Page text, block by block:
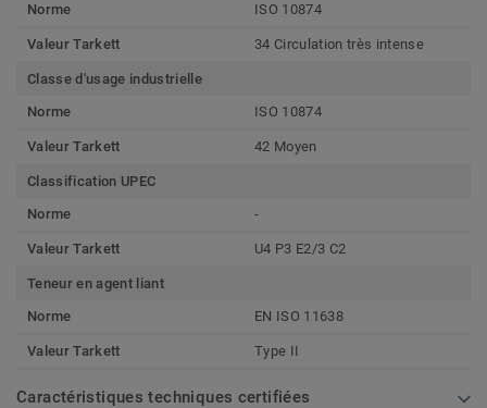
Norme
ISO 10874
Valeur Tarkett 34 Circulation très intense
Classe d'usage industrielle
Norme
ISO 10874
Valeur Tarkett 42 Moyen
Classification UPEC
Norme
-
Valeur Tarkett U4 P3 E2/3 C2
Teneur en agent liant
Norme
EN ISO 11638
Valeur Tarkett Type II
Caractéristiques techniques certifiées